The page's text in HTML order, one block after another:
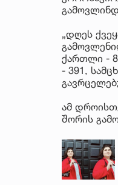
„დღეს
ქართლი -
- 391,
ამ
შორის